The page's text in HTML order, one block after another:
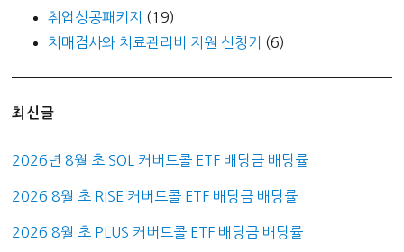
취업성공패키지
(19)
치매검사와 치료관리비 지원 신청기
(6)
최신글
2026년 8월 초 SOL 커버드콜 ETF 배당금 배당률
2026 8월 초 RISE 커버드콜 ETF 배당금 배당률
2026 8월 초 PLUS 커버드콜 ETF 배당금 배당률